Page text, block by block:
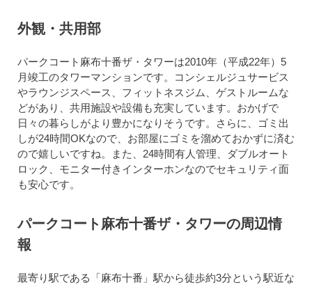
外観・共用部
パークコート麻布十番ザ・タワーは2010年（平成22年）5
月竣工のタワーマンションです。コンシェルジュサービス
やラウンジスペース、フィットネスジム、ゲストルームな
どがあり、共用施設や設備も充実しています。おかげで
日々の暮らしがより豊かになりそうです。さらに、ゴミ出
しが24時間OKなので、お部屋にゴミを溜めておかずに済む
ので嬉しいですね。また、24時間有人管理、ダブルオート
ロック、モニター付きインターホンなのでセキュリティ面
も安心です。
パークコート麻布十番ザ・タワーの周辺情
報
最寄り駅である「麻布十番」駅から徒歩約3分という駅近な